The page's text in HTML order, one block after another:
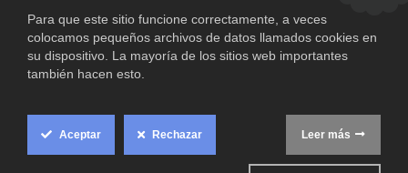
Copyright © SOLUCIONES TECNOLOGICAS SEVITEC S.L.
Cookie
Para que este sitio funcione correctamente, a veces
colocamos pequeños archivos de datos llamados cookies en
su dispositivo. La mayoría de los sitios web importantes
también hacen esto.
Aceptar Rechazar Leer más